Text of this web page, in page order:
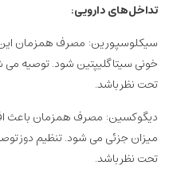
تداخل‌های دارویی:
سیکلوسپورین: مصرف همزمان این
خونی سیتاگلیپتین شود. توصیه می
تحت نظر باشد.
دیگوکسین: مصرف همزمان باعث
میزان جزئی می شود. تنظیم دوز
تحت نظر باشد.